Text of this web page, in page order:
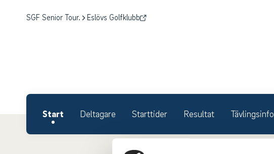
SGF Senior Tour. Eslövs Golfklubb
Start Deltagare Starttider Resultat Tävlingsinfo